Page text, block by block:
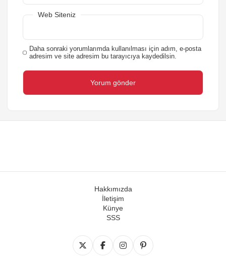
Web Siteniz
Daha sonraki yorumlarımda kullanılması için adım, e-posta
adresim ve site adresim bu tarayıcıya kaydedilsin.
Hakkımızda
İletişim
Künye
SSS